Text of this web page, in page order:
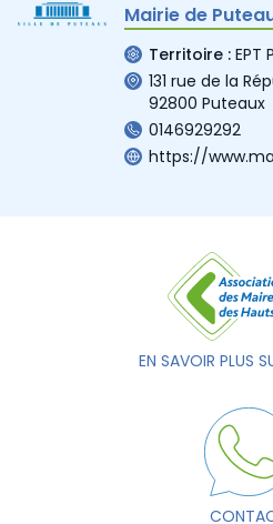
Mairie de
Territoire : EPT
131 rue de la
92800 Puteaux
0146929292
https://
EN SAVOIR PLUS